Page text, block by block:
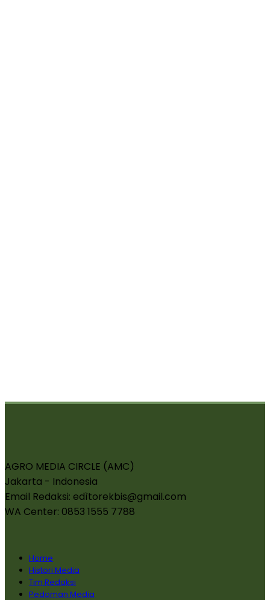
AGRO MEDIA CIRCLE (AMC)
Jakarta - Indonesia
Email Redaksi: edìtorekbis@gmail.com
WA Center: 0853 1555 7788
Home
Histori Media
Tim Redaksi
Pedoman Media